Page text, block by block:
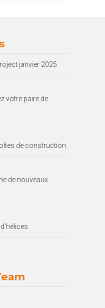
janvier 2025
votre paire de
de construction
de nouveaux